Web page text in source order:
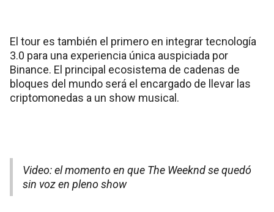
El tour es también el primero en integrar tecnología
3.0 para una experiencia única auspiciada por
Binance. El principal ecosistema de cadenas de
bloques del mundo será el encargado de llevar las
criptomonedas a un show musical.
Video: el momento en que The Weeknd se quedó
sin voz en pleno show